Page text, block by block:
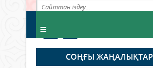
СОҢҒЫ ЖАҢАЛЫҚТАР